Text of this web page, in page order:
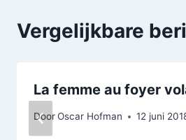
Vergelijkbare
La femme au foyer
DoorOscar Hofman 12 juni